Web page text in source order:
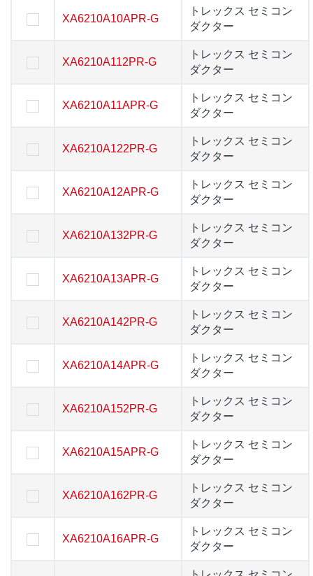
XA6210A10APR-G
トレックス セミコンダ
クター
XA6210A112PR-G
トレックス セミコンダ
クター
XA6210A11APR-G
トレックス セミコンダ
クター
XA6210A122PR-G
トレックス セミコンダ
クター
XA6210A12APR-G
トレックス セミコンダ
クター
XA6210A132PR-G
トレックス セミコンダ
クター
XA6210A13APR-G
トレックス セミコンダ
クター
XA6210A142PR-G
トレックス セミコンダ
クター
XA6210A14APR-G
トレックス セミコンダ
クター
XA6210A152PR-G
トレックス セミコンダ
クター
XA6210A15APR-G
トレックス セミコンダ
クター
XA6210A162PR-G
トレックス セミコンダ
クター
XA6210A16APR-G
トレックス セミコンダ
クター
XA6210A10APR-G
トレックス セミコン
ダクター
XA6210A112PR-G
トレックス セミコン
ダクター
XA6210A11APR-G
トレックス セミコン
ダクター
XA6210A122PR-G
トレックス セミコン
ダクター
XA6210A12APR-G
トレックス セミコン
ダクター
XA6210A132PR-G
トレックス セミコン
ダクター
XA6210A13APR-G
トレックス セミコン
ダクター
XA6210A142PR-G
トレックス セミコン
ダクター
XA6210A14APR-G
トレックス セミコン
ダクター
XA6210A152PR-G
トレックス セミコン
ダクター
XA6210A15APR-G
トレックス セミコン
ダクター
XA6210A162PR-G
トレックス セミコン
ダクター
XA6210A16APR-G
トレックス セミコン
ダクター